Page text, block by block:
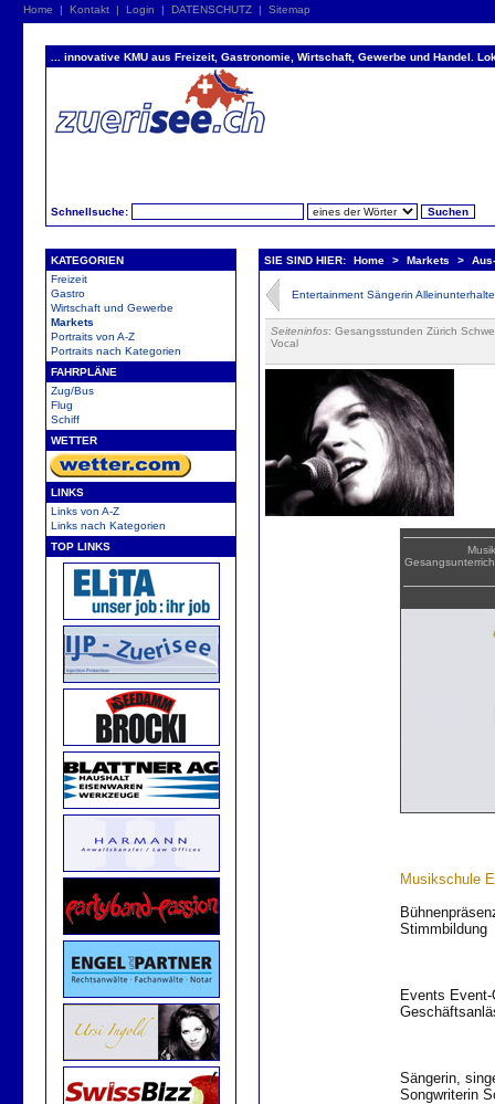
Home | Kontakt | Login | DATENSCHUTZ | Sitemap
... innovative KMU aus Freizeit, Gastronomie, Wirtschaft, Gewerbe und Handel.
Schnellsuche:
KATEGORIEN
Freizeit
Gastro
Wirtschaft und Gewerbe
Markets
Portraits von A-Z
Portraits nach Kategorien
FAHRPLÄNE
Zug/Bus
Flug
Schiff
WETTER
LINKS
Links von A-Z
Links nach Kategorien
TOP LINKS
SIE SIND HIER: Home > Markets >
Entertainment Sängerin
Seiteninfos: Gesangsstunden Zürich
Vocal
Musikschule
Stimmbildung
Events
Sängerin,
Songwriterin